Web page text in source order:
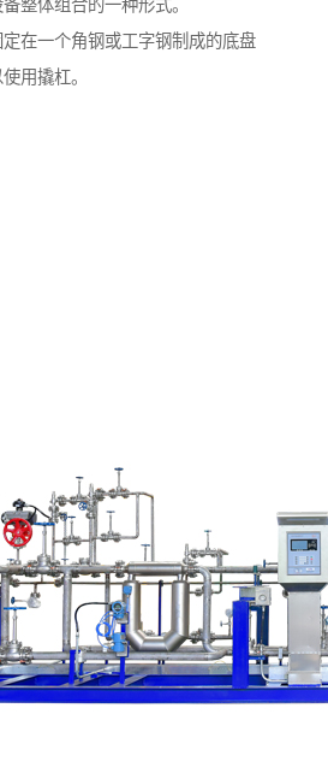
整体组合的一种形式。
在一个角钢或工字钢制成的底盘
用撬杠。